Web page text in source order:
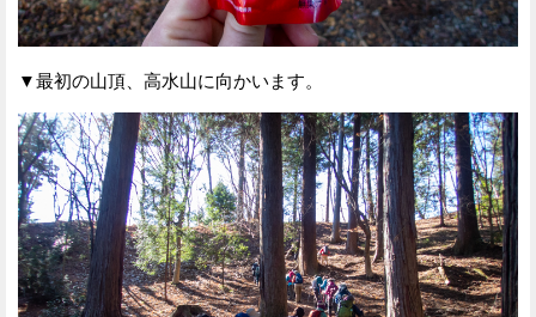
▼最初の山頂、高水山に向かいます。